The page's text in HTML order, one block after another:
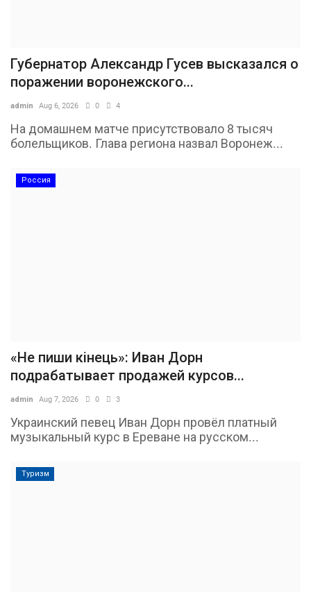
Губернатор Александр Гусев высказался о
поражении воронежского...
admin Aug 6, 2026 0 4
На домашнем матче присутствовало 8 тысяч
болельщиков. Глава региона назвал Воронеж...
Россия
«Не пиши кінець»: Иван Дорн
подрабатывает продажей курсов...
admin Aug 7, 2026 0 3
Украинский певец Иван Дорн провёл платный
музыкальный курс в Ереване на русском...
Туризм